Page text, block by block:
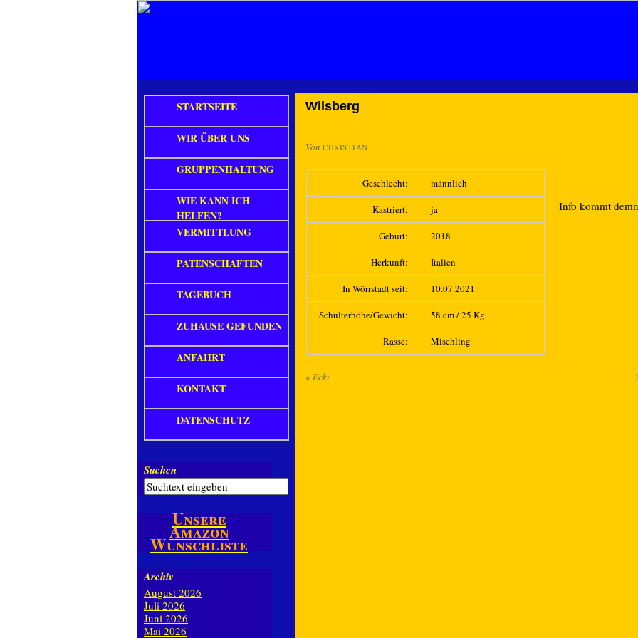
Wilsberg
Von CHRISTIAN
Geschlecht: männlich
Kastriert: ja
Geburt: 2018
Herkunft: Italien
In Wörrstadt seit: 10.07.2021
Schulterhöhe/Gewicht: 58 cm / 25 Kg
Rasse: Mischling
Info kommt
« Ecki
STARTSEITE
WIR ÜBER UNS
GRUPPENHALTUNG
WIE KANN ICH
HELFEN?
VERMITTLUNG
PATENSCHAFTEN
TAGEBUCH
ZUHAUSE GEFUNDEN
ANFAHRT
KONTAKT
DATENSCHUTZ
Suchen
Unsere
Amazon
Wunschliste
Archiv
August 2026
Juli 2026
Juni 2026
Mai 2026